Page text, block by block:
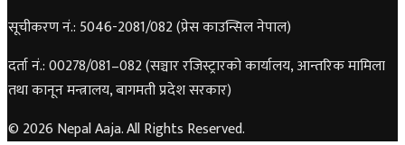
सूचीकरण नं.: 5046-2081/082 (प्रेस काउन्सिल नेपाल)
दर्ता नं.: 00278/081–082 (सञ्चार रजिस्ट्रारको कार्यालय, आन्तरिक मामिला
तथा कानून मन्त्रालय, बागमती प्रदेश सरकार)
© 2026 Nepal Aaja. All Rights Reserved.